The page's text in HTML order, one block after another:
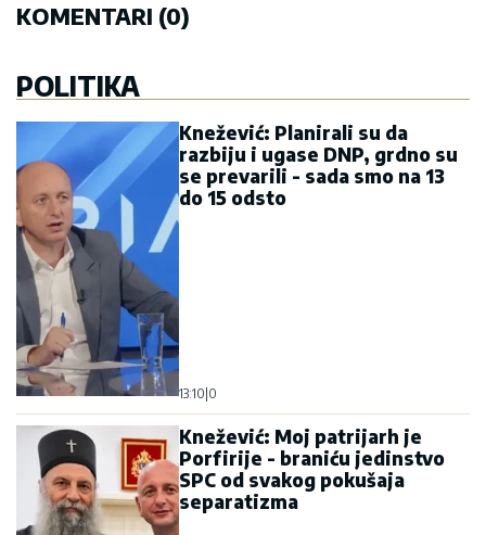
KOMENTARI (0)
POLITIKA
Knežević: Planirali su da
razbiju i ugase DNP, grdno su
se prevarili - sada smo na 13
do 15 odsto
13:10|0
Knežević: Moj patrijarh je
Porfirije - braniću jedinstvo
SPC od svakog pokušaja
separatizma